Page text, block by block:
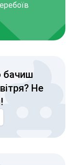
бачиш
Не